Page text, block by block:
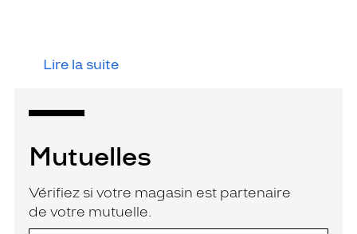
Lire la suite
Mutuelles
Vérifiez si votre magasin est partenaire
de votre mutuelle.